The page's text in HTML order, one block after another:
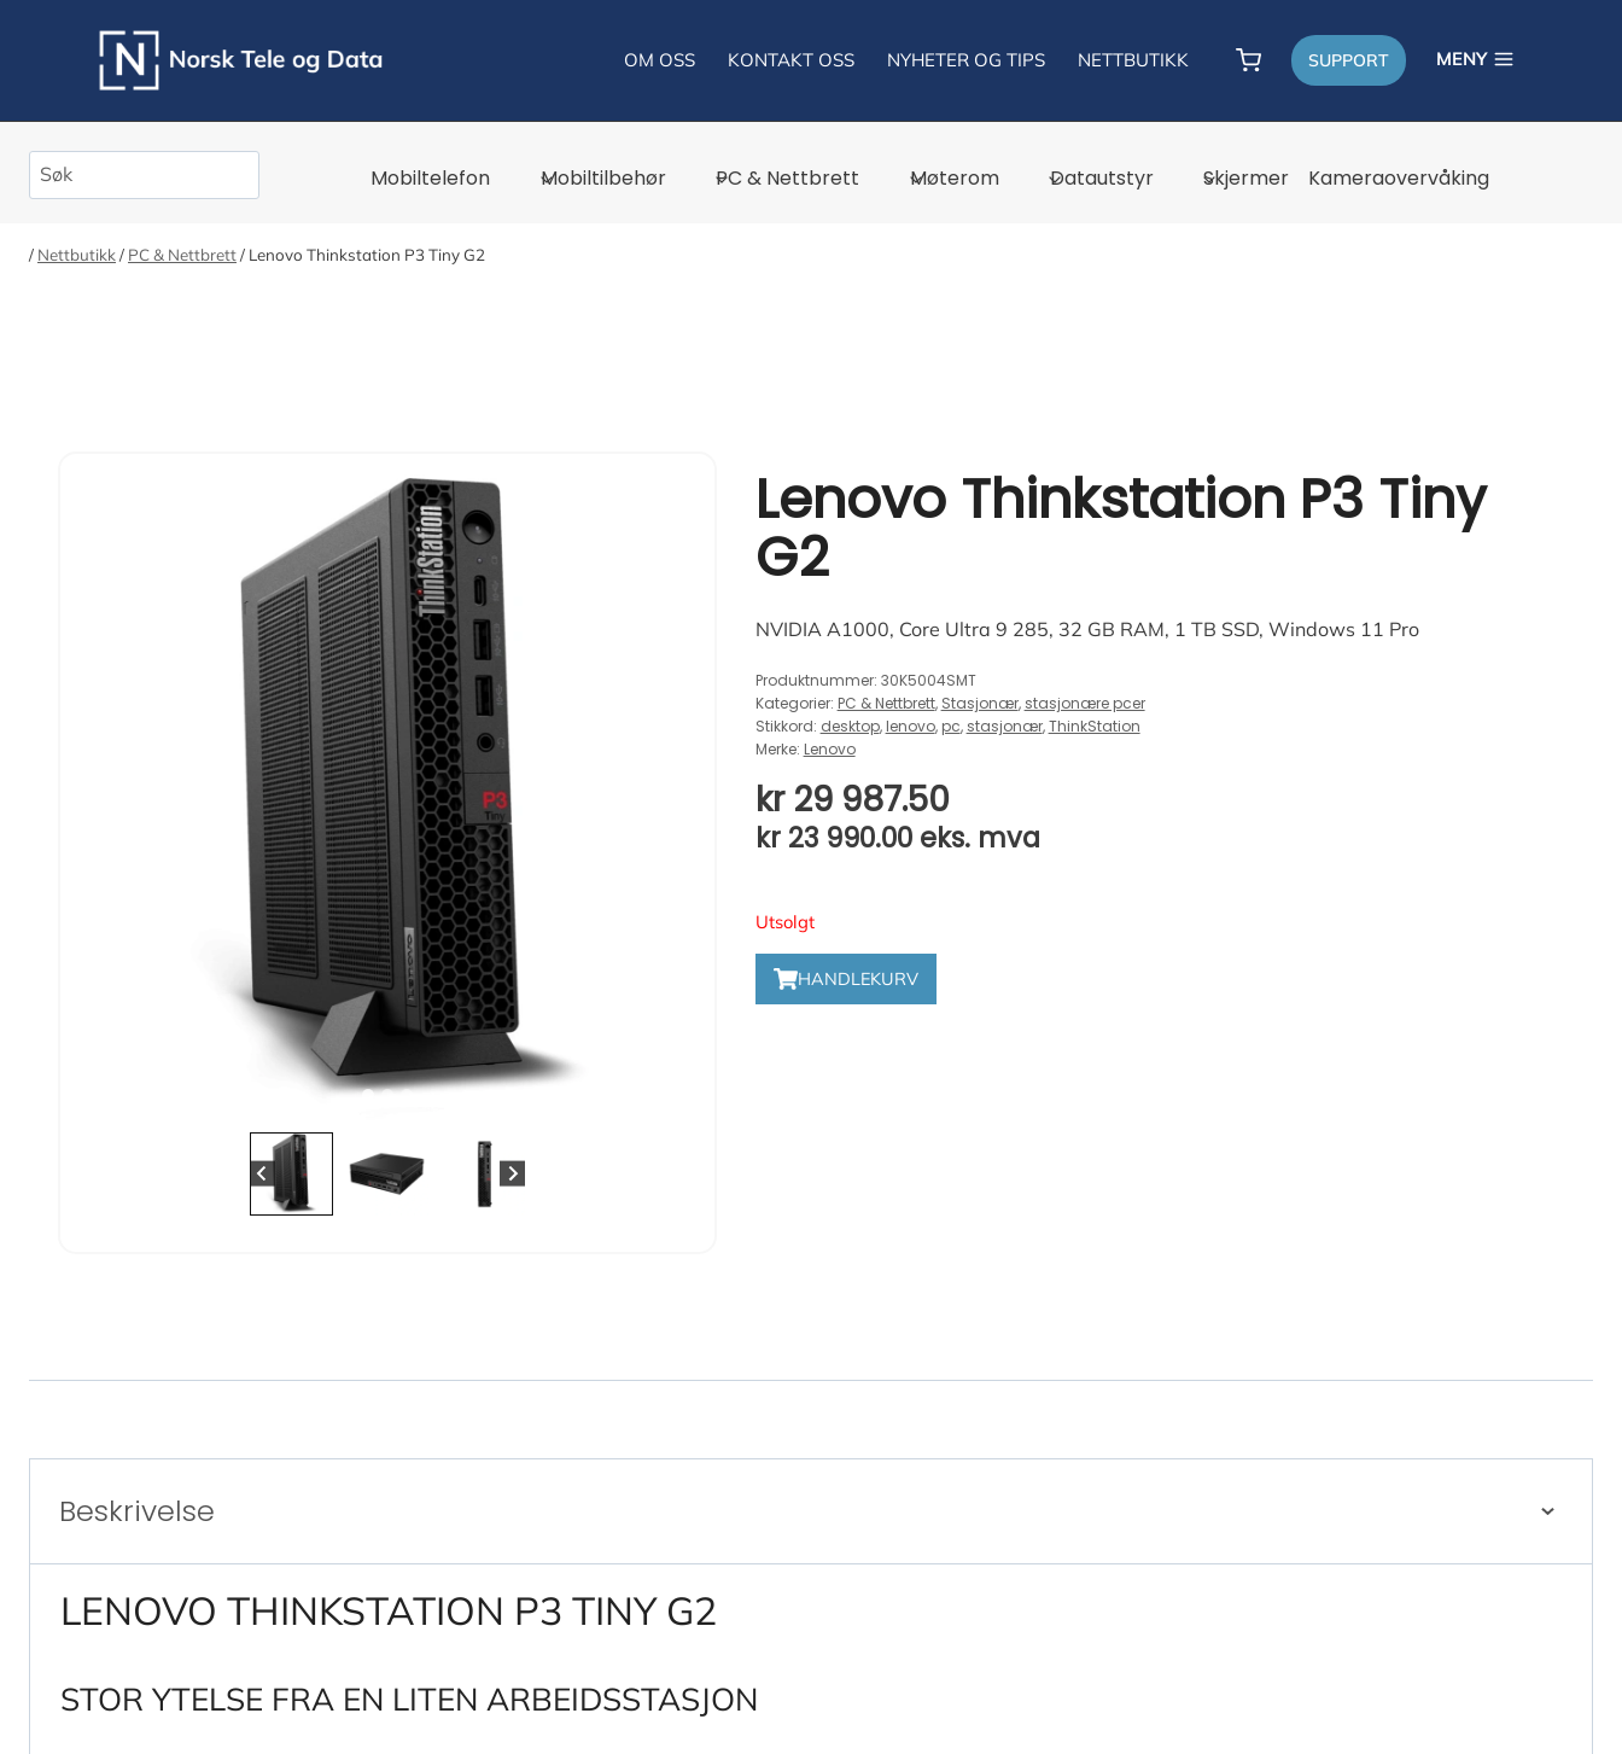
OM OSS KONTAKT OSS NYHETER OG TIPS NETTBUTIKK SUPPORT MENY
Search Mobiltelefon Mobiltilbehør PC & Nettbrett Møterom Datautstyr Skjermer Kameraovervåking
/ Nettbutikk/ PC & Nettbrett/ Lenovo Thinkstation P3 Tiny G2
Lenovo Thinkstation P3 Tiny
G2
NVIDIA A1000, Core Ultra 9 285, 32 GB RAM, 1 TB SSD, Windows 11 Pro
Produktnummer: 30K5004SMT
Kategorier: PC & Nettbrett, Stasjonær, stasjonære pcer
Stikkord: desktop, lenovo, pc, stasjonær,ThinkStation
Merke: Lenovo
kr29 987.50
kr23 990.00eks. mva
Utsolgt
HANDLEKURV
Beskrivelse
LENOVO THINKSTATION P3 TINY G2
STOR YTELSE FRA EN LITEN ARBEIDSSTASJON